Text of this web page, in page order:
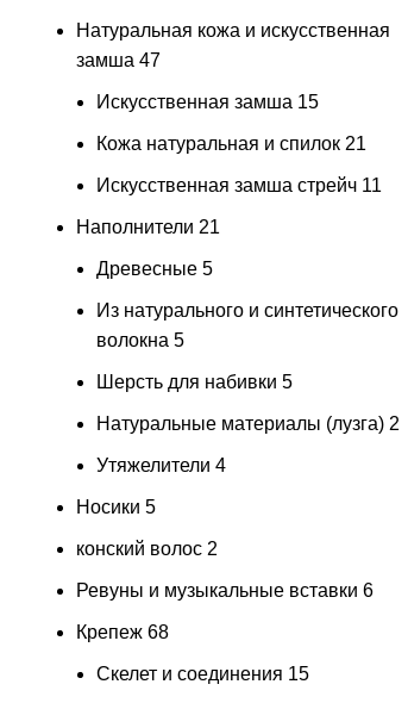
Натуральная кожа и искусственная
замша 47
Искусственная замша 15
Кожа натуральная и спилок 21
Искусственная замша стрейч 11
Наполнители 21
Древесные 5
Из натурального и синтетического
волокна 5
Шерсть для набивки 5
Натуральные материалы (лузга) 2
Утяжелители 4
Носики 5
конский волос 2
Ревуны и музыкальные вставки 6
Крепеж 68
Скелет и соединения 15